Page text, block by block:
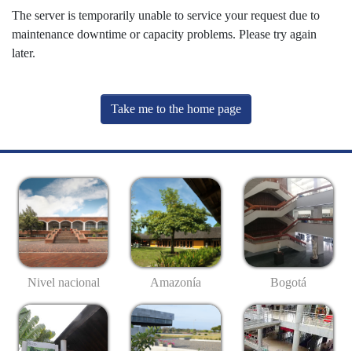
The server is temporarily unable to service your request due to
maintenance downtime or capacity problems. Please try again
later.
Take me to the home page
Nivel nacional Amazonía Bogotá